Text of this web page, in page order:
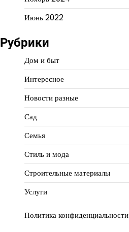
Июнь 2022
Рубрики
Дом и быт
Интересное
Новости разные
Сад
Семья
Стиль и мода
Строительные материалы
Услуги
Политика конфиденциальности